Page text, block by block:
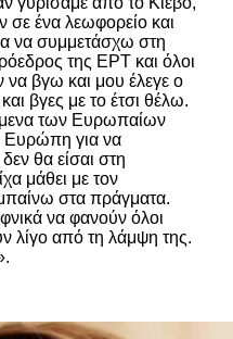
σε ένα λεωφορείο και
να συμμετάσχω στη
της ΕΡΤ και όλοι
να βγω και μου έλεγε ο
βγες με το έτσι θέλω.
των Ευρωπαίων
Ευρώπη για να
θα είσαι στη
μάθει με τον
στα πράγματα.
να φανούν όλοι
λίγο από τη λάμψη της.